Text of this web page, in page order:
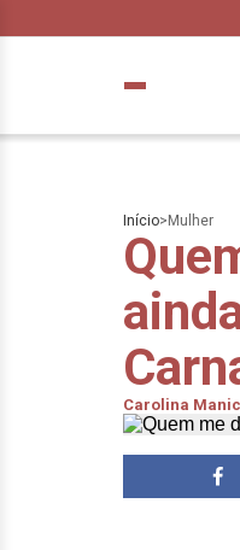
Início> Mulher
Carolina